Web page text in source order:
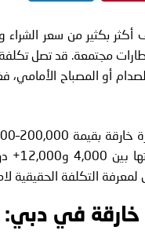
لمعرفة التكلفة الحقيقية
خارقة في